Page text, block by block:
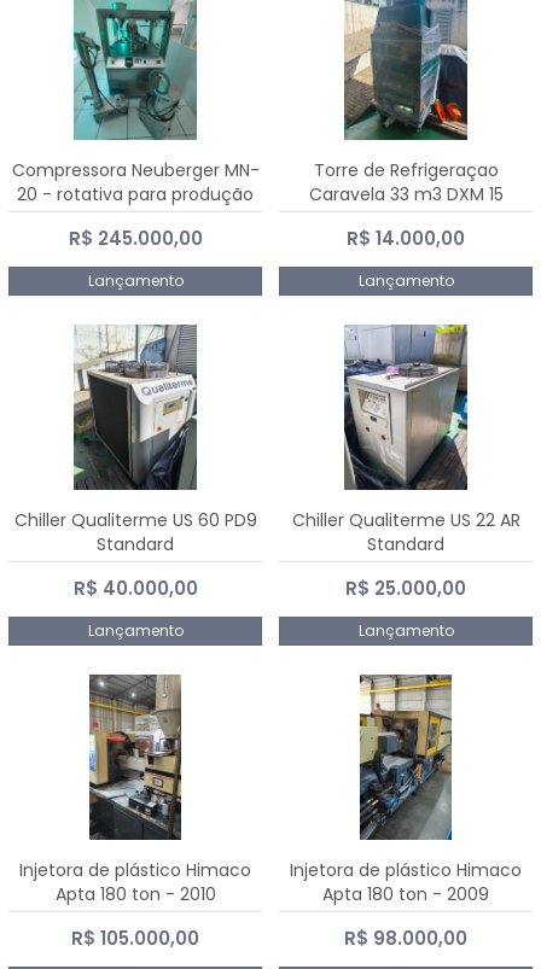
Compressora Neuberger MN-
20 - rotativa para produção
de comprimidos
R$ 245.000,00
Lançamento
Torre de Refrigeraçao
Caravela 33 m3 DXM 15
R$ 14.000,00
Lançamento
Chiller Qualiterme US 60 PD9
Standard
R$ 40.000,00
Lançamento
Chiller Qualiterme US 22 AR
Standard
R$ 25.000,00
Lançamento
Injetora de plástico Himaco
Apta 180 ton - 2010
R$ 105.000,00
Injetora de plástico Himaco
Apta 180 ton - 2009
R$ 98.000,00